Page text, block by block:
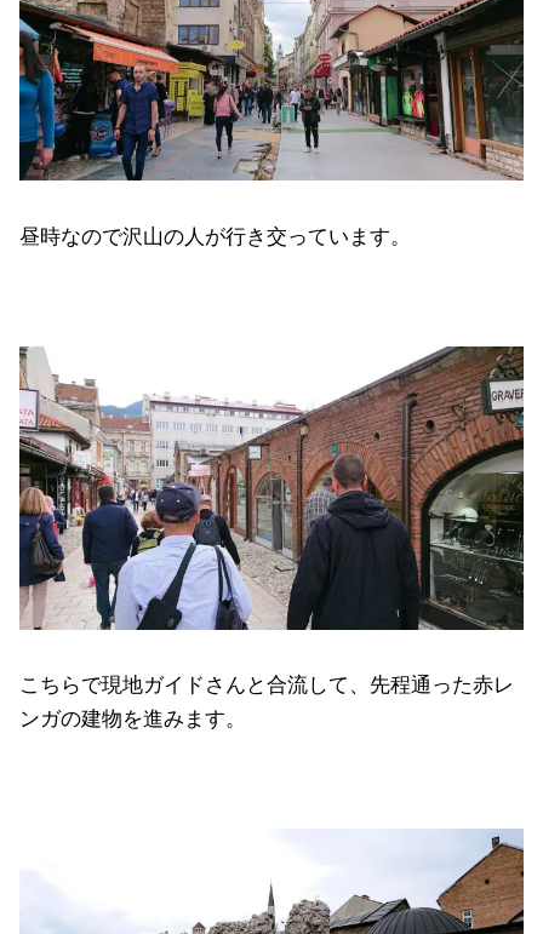
昼時なので沢山の人が行き交っています。
こちらで現地ガイドさんと合流して、先程通った赤レ
ンガの建物を進みます。